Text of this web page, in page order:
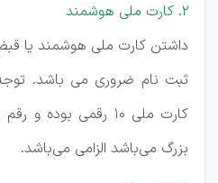
۲. کارت ملی هوشمند
داشتن کارت ملی هوشمند یا
ثبت نام ضروری می باشد.
کارت ملی ۱۰ رقمی
بزرگ می‌باشد الزامی می‌باشد.